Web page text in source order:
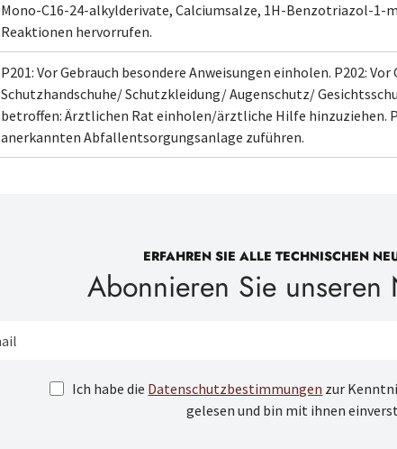
Mono-C16-24-alkylderivate, Calciumsalze, 1H-Benzotriazol-
Reaktionen hervorrufen.
P201: Vor Gebrauch besondere Anweisungen einholen. P202:
Schutzhandschuhe/ Schutzkleidung/ Augenschutz/
betroffen: Ärztlichen Rat einholen/ärztliche Hilfe hinzuziehen.
anerkannten Abfallentsorgungsanlage zuführen.
ERFAHREN SIE ALLE TECHNISCHEN
Abonnieren Sie unseren
Ich habe die Datenschutzbestimmungen zur
gelesen und bin mit ihnen